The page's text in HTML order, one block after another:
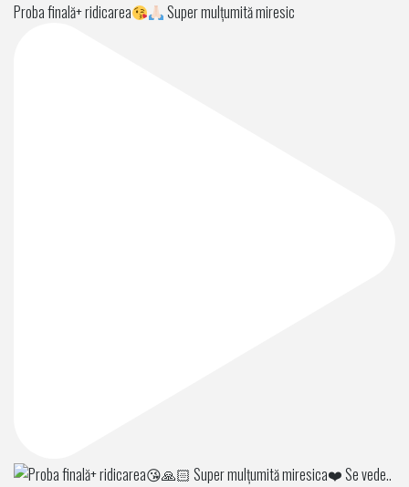
Proba finală+ ridicarea Super mulțumită miresic